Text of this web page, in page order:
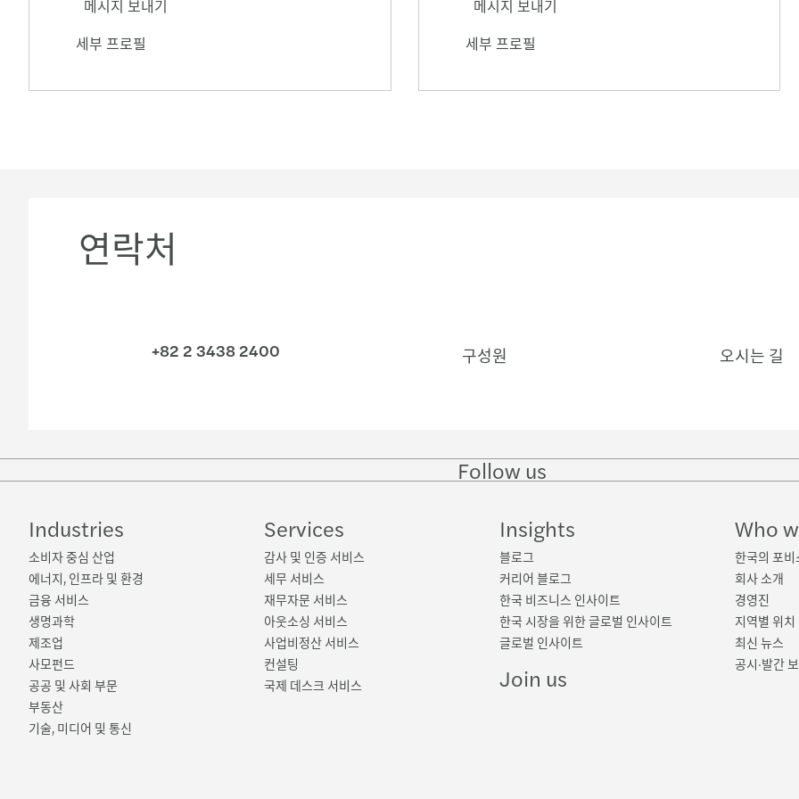
메시지 보내기
세부 프로필
메시지 보내기
세부 프로필
연락처
+82 2 3438 2400 구성원 오시는 길
Follow us
on
on
Facebook
on
Industries
소비자 중심 산업
에너지, 인프라 및 환경
금융 서비스
생명과학
제조업
사모펀드
공공 및 사회 부문
부동산
기술, 미디어 및 통신
Services
감사 및 인증 서비스
세무 서비스
재무자문 서비스
아웃소싱 서비스
사업비정산 서비스
컨설팅
국제 데스크 서비스
Insights
블로그
커리어 블로그
한국 비즈니스 인사이트
한국 시장을 위한 글로벌 인사이트
글로벌 인사이트
Join us
Who
한국의 포비
회사 소개
경영진
지역별 위치
최신 뉴스
공시·발간